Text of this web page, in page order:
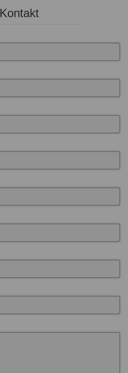
Kontakt